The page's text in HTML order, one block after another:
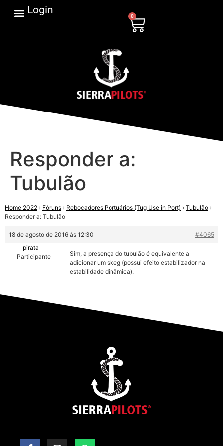
Login
0
Responder a:
Tubulão
Home 2022 › Fóruns › Rebocadores Portuários (Tug Use in Port) › Tubulão ›
Responder a: Tubulão
18 de agosto de 2016 às 12:30
#4065
pirata
Participante
Sim, a presença do tubulão é equivalente a
adicionar um skeg (possui efeito estabilizador na
estabilidade dinâmica).